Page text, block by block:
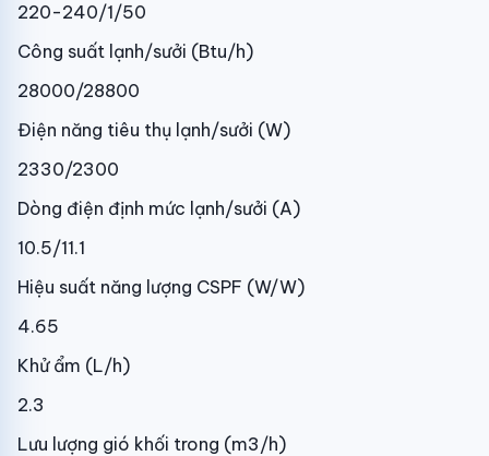
220-240/1/50
Công suất lạnh/sưởi (Btu/h)
28000/28800
Điện năng tiêu thụ lạnh/sưởi (W)
2330/2300
Dòng điện định mức lạnh/sưởi (A)
10.5/11.1
Hiệu suất năng lượng CSPF (W/W)
4.65
Khử ẩm (L/h)
2.3
Lưu lượng gió khối trong (m3/h)